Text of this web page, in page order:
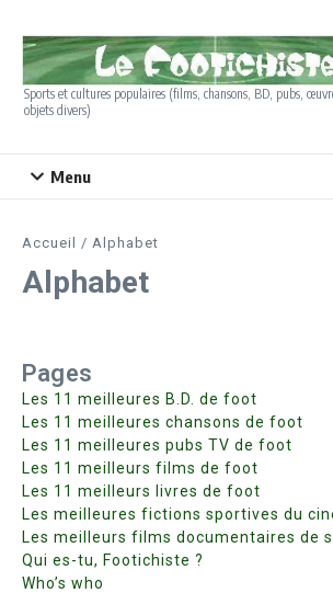
Sports et cultures populaires (films, chansons, BD, pubs,
objets divers)
Menu
Accueil / Alphabet
Alphabet
Pages
Les 11 meilleures B.D. de foot
Les 11 meilleures chansons de foot
Les 11 meilleures pubs TV de foot
Les 11 meilleurs films de foot
Les 11 meilleurs livres de foot
Les meilleures fictions sportives du
Les meilleurs films documentaires de
Qui es-tu, Footichiste ?
Who’s who